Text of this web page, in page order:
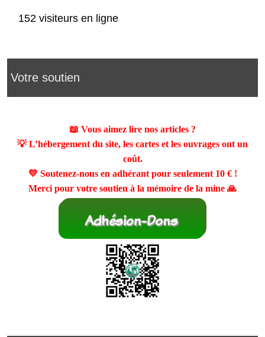
152 visiteurs en ligne
Votre soutien
📖 Vous aimez lire nos articles ?
💡 L’hébergement du site, les cartes et les ouvrages ont un
coût.
💛 Soutenez-nous en adhérant pour seulement 10 €!
Merci pour votre soutien à la mémoire de la mine 🙏